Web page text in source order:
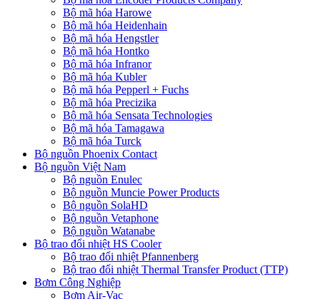
Bộ mã hóa Harowe
Bộ mã hóa Heidenhain
Bộ mã hóa Hengstler
Bộ mã hóa Hontko
Bộ mã hóa Infranor
Bộ mã hóa Kubler
Bộ mã hóa Pepperl + Fuchs
Bộ mã hóa Precizika
Bộ mã hóa Sensata Technologies
Bộ mã hóa Tamagawa
Bộ mã hóa Turck
Bộ nguồn Phoenix Contact
Bộ nguồn Việt Nam
Bộ nguồn Enulec
Bộ nguồn Muncie Power Products
Bộ nguồn SolaHD
Bộ nguồn Vetaphone
Bộ nguồn Watanabe
Bộ trao đổi nhiệt HS Cooler
Bộ trao đổi nhiệt Pfannenberg
Bộ trao đổi nhiệt Thermal Transfer Product (TTP)
Bơm Công Nghiệp
Bơm Air-Vac